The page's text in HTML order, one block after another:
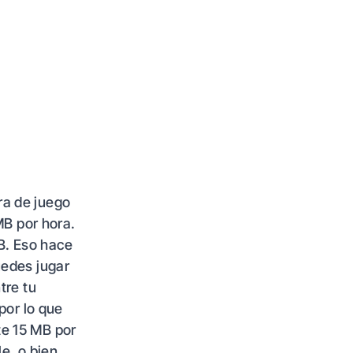
de juego
por hora.
Eso hace
jugar
tu
lo que
15 MB por